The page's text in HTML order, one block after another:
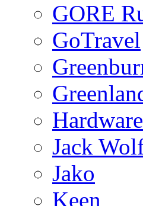
GORE
GoTravel
Hardware
Jack
Jako
Keen